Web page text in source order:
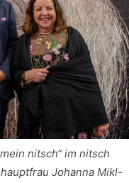
nitsch“ im nitsch
Johanna Mikl-